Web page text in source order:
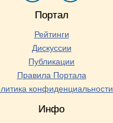
Портал
Рейтинги
Дискуссии
Публикации
Правила Портала
конфиденциальности
Инфо